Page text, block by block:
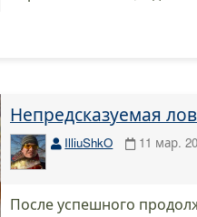
Непредсказуемая
IlliuShkO 11 мар.
После успешного